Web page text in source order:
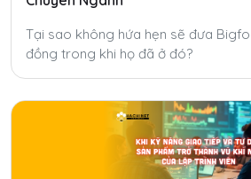
Tại sao không hứa hẹn sẽ đưa
đồng trong khi họ đã ở đó?